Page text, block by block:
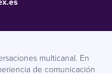
multicanal. En
de comunicación